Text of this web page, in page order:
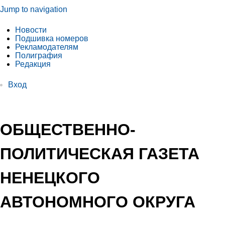
Jump to navigation
Новости
Подшивка номеров
Рекламодателям
Полиграфия
Редакция
Вход
ОБЩЕСТВЕННО-
ПОЛИТИЧЕСКАЯ ГАЗЕТА
НЕНЕЦКОГО
АВТОНОМНОГО ОКРУГА